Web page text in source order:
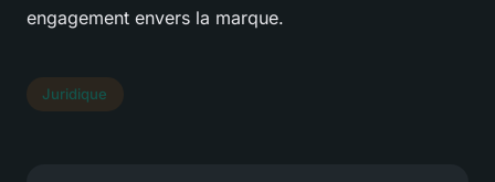
engagement envers la marque.
Juridique